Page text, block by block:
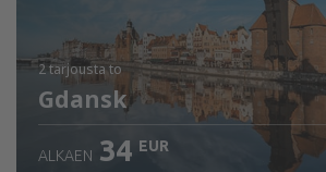
2 tarjousta to
Gdansk
ALKAEN 34 EUR